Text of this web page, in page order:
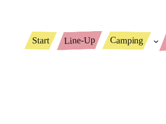
Start Line-Up Camping